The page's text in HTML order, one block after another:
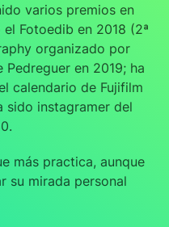
varios premios en
Fotoedib en 2018 (2ª
organizado por
en 2019; ha
calendario de Fujifilm
sido instagramer del
más practica, aunque
su mirada personal